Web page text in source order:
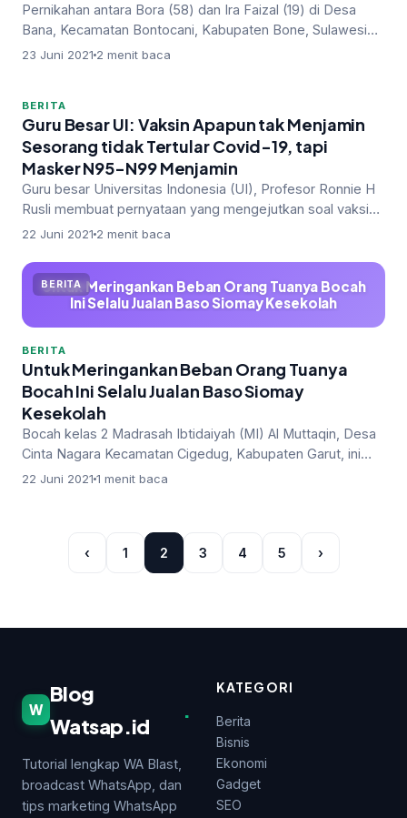
Pernikahan antara Bora (58) dan Ira Faizal (19) di Desa
Bana, Kecamatan Bontocani, Kabupaten Bone, Sulawesi
Selatan pada Rabu (7/4…
23 Juni 2021 2 menit baca
BERITA
Guru Besar UI: Vaksin Apapun tak Menjamin
Sesorang tidak Tertular Covid-19, tapi
Masker N95-N99 Menjamin
Guru besar Universitas Indonesia (UI), Profesor Ronnie H
Rusli membuat pernyataan yang mengejutkan soal vaksin
Covid-19. Prof Ronn…
22 Juni 2021 2 menit baca
BERITA
Untuk Meringankan Beban Orang Tuanya Bocah
Ini Selalu Jualan Baso Siomay Kesekolah
BERITA
Untuk Meringankan Beban Orang Tuanya
Bocah Ini Selalu Jualan Baso Siomay
Kesekolah
Bocah kelas 2 Madrasah Ibtidaiyah (MI) Al Muttaqin, Desa
Cinta Nagara Kecamatan Cigedug, Kabupaten Garut, ini
setiap hari harus be…
22 Juni 2021 1 menit baca
‹ 1 2 3 4 5 ›
W
Blog
Watsap.id
.
Tutorial lengkap WA Blast,
broadcast WhatsApp, dan
tips marketing WhatsApp
KATEGORI
Berita
Bisnis
Ekonomi
Gadget
SEO